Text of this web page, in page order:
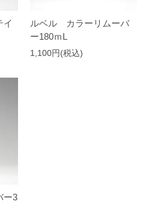
イ
ルベル カラーリムーバ
ー180ｍL
1,100円(税込)
ー3